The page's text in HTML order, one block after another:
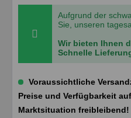
Aufgrund der
Sie, unseren
Wir bieten Ihnen
Schnelle
Voraussichtliche
Preise und Verfügbarkeit
Marktsituation freibleibend!